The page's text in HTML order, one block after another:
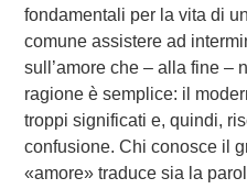
fondamentali per la vita di
comune assistere ad
sull’amore che – alla fine –
ragione è semplice: il
troppi significati e, quindi,
confusione. Chi conosce il
«amore» traduce sia la